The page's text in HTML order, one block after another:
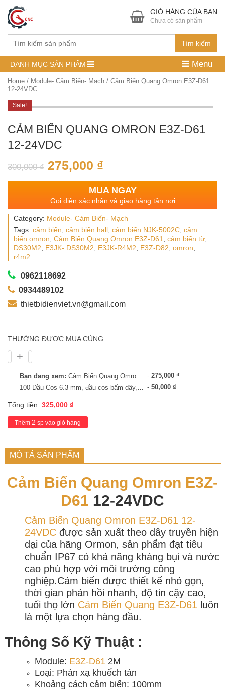
Tìm kiếm
GIỎ HÀNG CỦA BẠN
Chưa có sản phẩm
DANH MỤC SẢN PHẨM Menu
Home / Module- Cảm Biến- Mạch / Cảm Biến Quang Omron E3Z-D61
12-24VDC
Sale!
CẢM BIẾN QUANG OMRON E3Z-D61
12-24VDC
300,000₫ 275,000 ₫
MUA NGAY
Gọi điện xác nhận và giao hàng tận nơi
Category: Module- Cảm Biến- Mạch
Tags: cảm biến cảm biến hall cảm biến NJK-5002C cảm
biến omron Cảm Biến Quang Omron E3Z-D61 cảm biến từ
DS30M2
E3JK- DS30M2 E3JK-R4M2 E3Z-D82 omron
r4m2
0962118692
0934489102
thietbidienviet.vn@gmail.com
THƯỜNG ĐƯỢC MUA CÙNG
Bạn đang xem: Cảm Biến Quang Omron E3Z-D61 12-24VDC - 275,000 ₫
100 Đầu Cos 6.3 mm, đầu cos bấm dây, cos dây điện, cos relay, cos cắm - 50,000 ₫
Tổng tiền: 325,000 ₫
Thêm 2 sp vào giỏ hàng
MÔ TẢ SẢN PHẨM
Cảm Biến Quang Omron E3Z-
D61 12-24VDC
Cảm Biến Quang Omron E3Z-D61 12-
24VDCđược sản xuất theo dây truyền hiện
dại của hãng Ormon, sản phẩm đạt tiêu
chuẩn IP67 có khả năng kháng bụi và nước
cao phù hợp với môi trường công
nghiệp.Cảm biến được thiết kế nhỏ gọn,
thời gian phản hồi nhanh, độ tin cậy cao,
tuổi thọ lớn Cảm Biến Quang E3Z-D61 luôn
là một lựa chọn hàng đầu.
Thông Số Kỹ Thuật :
Module: E3Z-D612M
Loại: Phản xạ khuếch tán
Khoảng cách cảm biến: 100mm